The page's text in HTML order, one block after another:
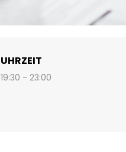
UHRZEIT
19:30 - 23:00